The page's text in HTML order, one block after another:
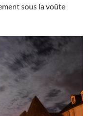
sous la voûte